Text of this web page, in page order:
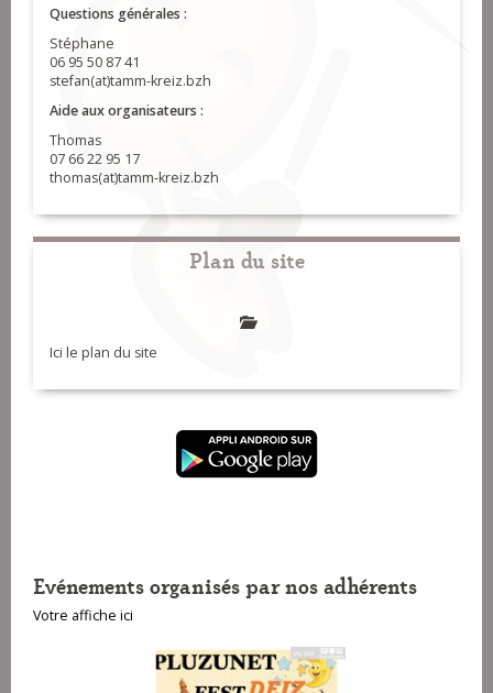
Questions générales :
Stéphane
06 95 50 87 41
stefan(at)tamm-kreiz.bzh
Aide aux organisateurs :
Thomas
07 66 22 95 17
thomas(at)tamm-kreiz.bzh
Plan du site
Ici le plan du site
Evénements organisés par nos adhérents
Votre affiche ici